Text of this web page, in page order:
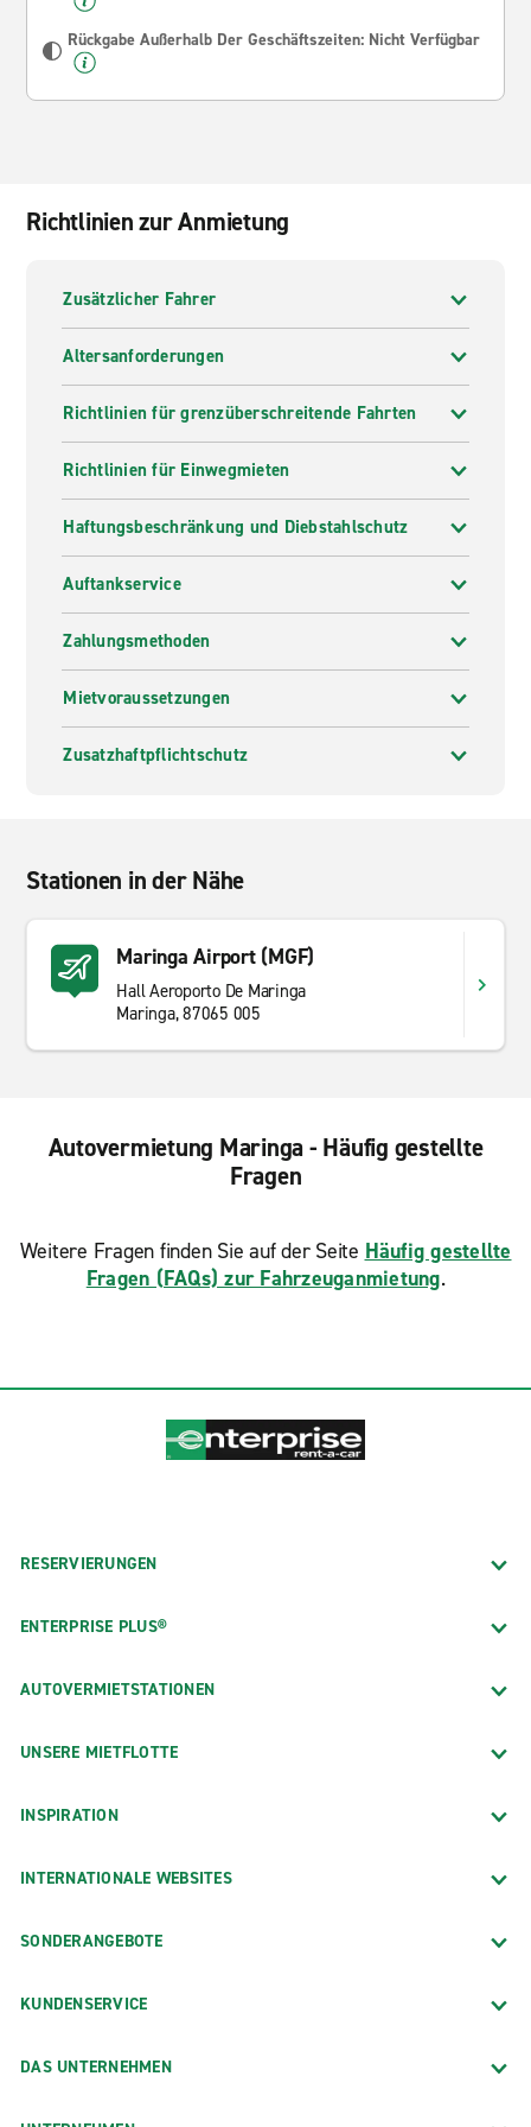
Rückgabe Außerhalb Der Geschäftszeiten: Nicht Verfügbar
Richtlinien zur Anmietung
Zusätzlicher Fahrer
Altersanforderungen
Richtlinien für grenzüberschreitende Fahrten
Richtlinien für Einwegmieten
Haftungsbeschränkung und Diebstahlschutz
Auftankservice
Zahlungsmethoden
Mietvoraussetzungen
Zusatzhaftpflichtschutz
Stationen in der Nähe
Maringa Airport (MGF)
Hall Aeroporto De Maringa
Maringa, 87065 005
Autovermietung Maringa - Häufig gestellte
Fragen
Weitere Fragen finden Sie auf der Seite Häufig gestellte
Fragen (FAQs) zur Fahrzeuganmietung.
RESERVIERUNGEN
ENTERPRISE PLUS®
AUTOVERMIETSTATIONEN
UNSERE MIETFLOTTE
INSPIRATION
INTERNATIONALE WEBSITES
SONDERANGEBOTE
KUNDENSERVICE
DAS UNTERNEHMEN